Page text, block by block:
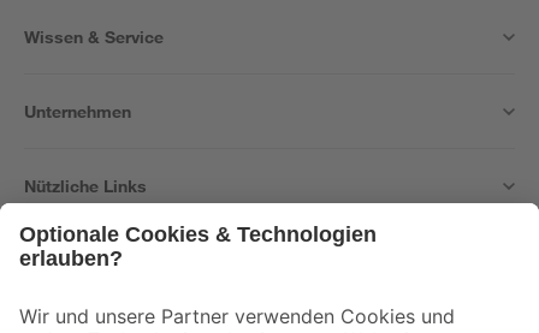
Wissen & Service
Unternehmen
Nützliche Links
Der toom Newsletter: Keine Angebote und Aktionen mehr verpassen!